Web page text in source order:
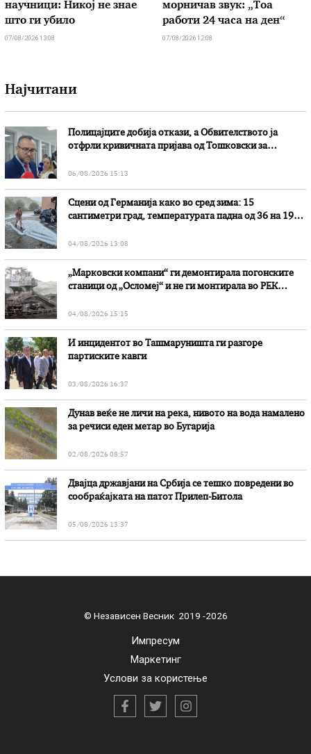
научници: Никој не знае
што ги убило
07/08/2026 13:08
морничав звук: „Тоа
работи 24 часа на ден“
07/08/2026 12:08
Најчитани
Полицајците добија откази, а Обвителството ја
отфрли кривичната пријава од Тошковски за
06/08/2026 15:13
Сцени од Германија како во сред зима: 15
сантиметри град, температурата падна од 36 на 19
04/08/2026 13:08
„Марковски компани“ ги демонтирала погонските
станици од „Осломеј“ и не ги монтирала во РЕК
04/08/2026 15:15
И инцидентот во Ташмаруништa ги разгоре
партиските кавги
03/08/2026 16:37
Дунав веќе не личи на река, нивото на вода намалено
за речиси еден метар во Бугарија
02/08/2026 08:57
Двајца државјани на Србија се тешко повредени во
сообраќајката на патот Прилеп-Битола
05/08/2026 13:37
© Независен Весник 2019 -2026
Импресум
Маркетинг
Услови за користење